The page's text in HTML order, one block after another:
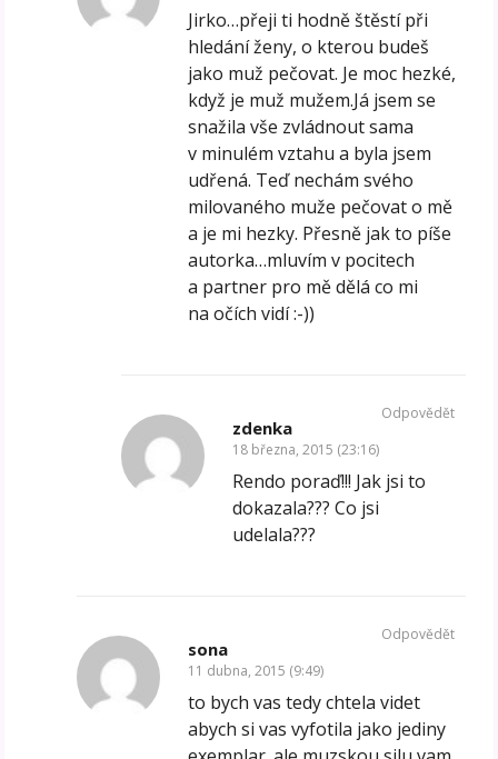
Jirko…přeji ti hodně štěstí při
hledání ženy, o kterou budeš
jako muž pečovat. Je moc hezké,
když je muž mužem.Já jsem se
snažila vše zvládnout sama
v minulém vztahu a byla jsem
udřená. Teď nechám svého
milovaného muže pečovat o mě
a je mi hezky. Přesně jak to píše
autorka…mluvím v pocitech
a partner pro mě dělá co mi
na očích vidí :-))
zdenka
18 března, 2015 (23:16)
Rendo poraď!!! Jak jsi to
dokazala??? Co jsi
udelala???
Odpovědět
sona
11 dubna, 2015 (9:49)
to bych vas tedy chtela videt
abych si vas vyfotila jako jediny
Odpovědět